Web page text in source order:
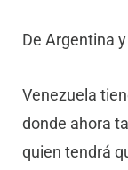
De Argentina
Venezuela
donde ahora
quien tendrá